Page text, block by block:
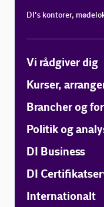
DI's kontorer,
Vi rådgiver dig
Kurser,
Brancher og
Politik og
DI Business
DI
Internationalt